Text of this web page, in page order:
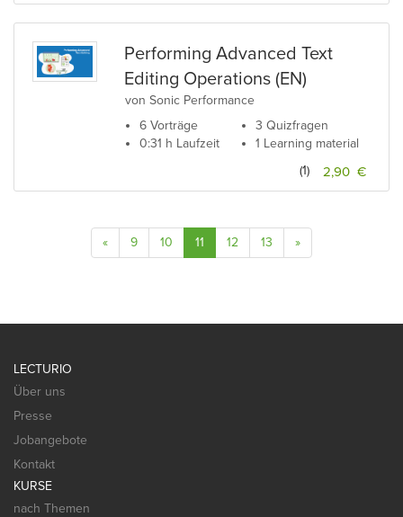
Performing Advanced Text
Editing Operations (EN)
von Sonic Performance
6 Vorträge
0:31 h Laufzeit
3 Quizfragen
1 Learning material
2,90 €
(1)
« 9 10 11 12 13 »
LECTURIO
Über uns
Presse
Jobangebote
Kontakt
KURSE
nach Themen